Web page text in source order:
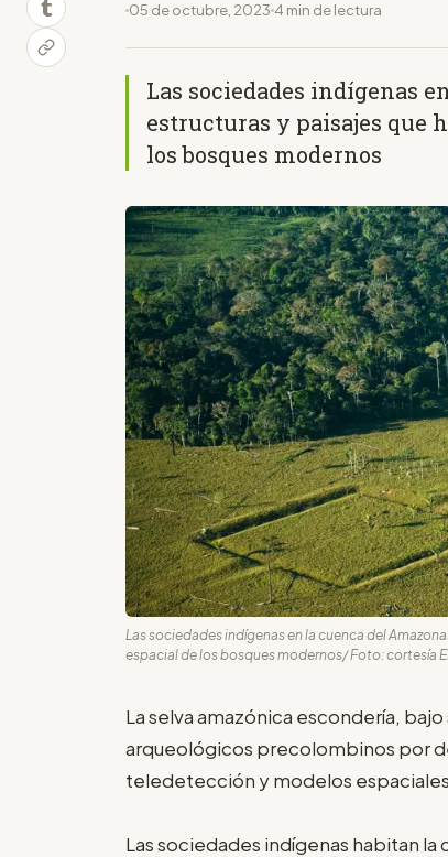
05 de octubre, 2023 4 min de lectura
Las sociedades indígenas
estructuras y paisajes que
los bosques modernos
Las sociedades indígenas en la cuenca del
espacial de los bosques modernos/ Foto: cortesía
La selva amazónica escondería,
arqueológicos precolombinos por
teledetección y modelos
Las sociedades indígenas habitan